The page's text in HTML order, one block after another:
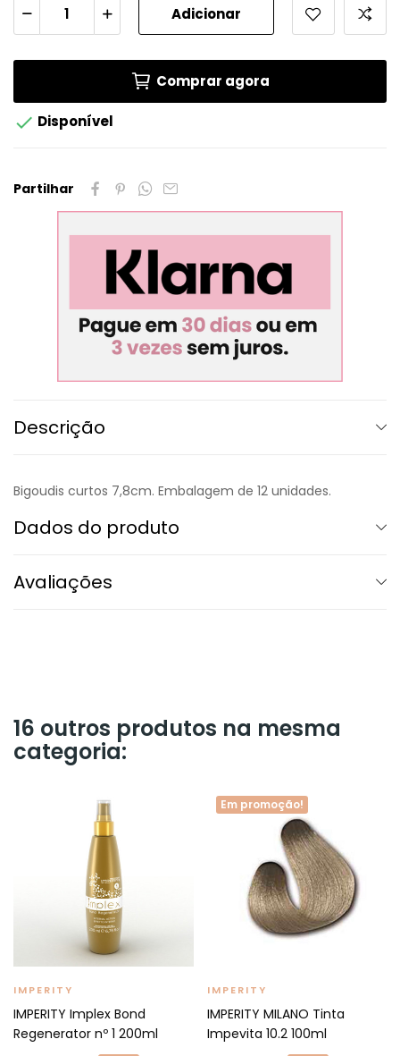
Adicionar
Comprar agora
 Disponível
Partilhar
Descrição
Bigoudis curtos 7,8cm. Embalagem de 12 unidades.
Dados do produto
Avaliações
16 outros produtos na mesma
categoria:
IMPERITY
IMPERITY Implex Bond
Regenerator nº 1 200ml
Em promoção!
IMPERITY
IMPERITY MILANO Tinta
Impevita 10.2 100ml